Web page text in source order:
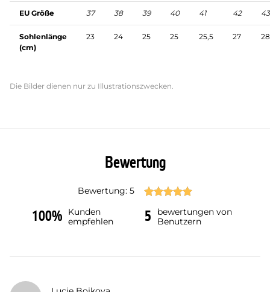
EU Größe 37 38 39 40 41 42 43
Sohlenlänge
(cm)
23 24 25 25 25,5 27 28
Die Bilder dienen nur zu Illustrationszwecken.
Bewertung
Bewertung: 5
100%
Kunden
empfehlen
5
bewertungen von
Benutzern